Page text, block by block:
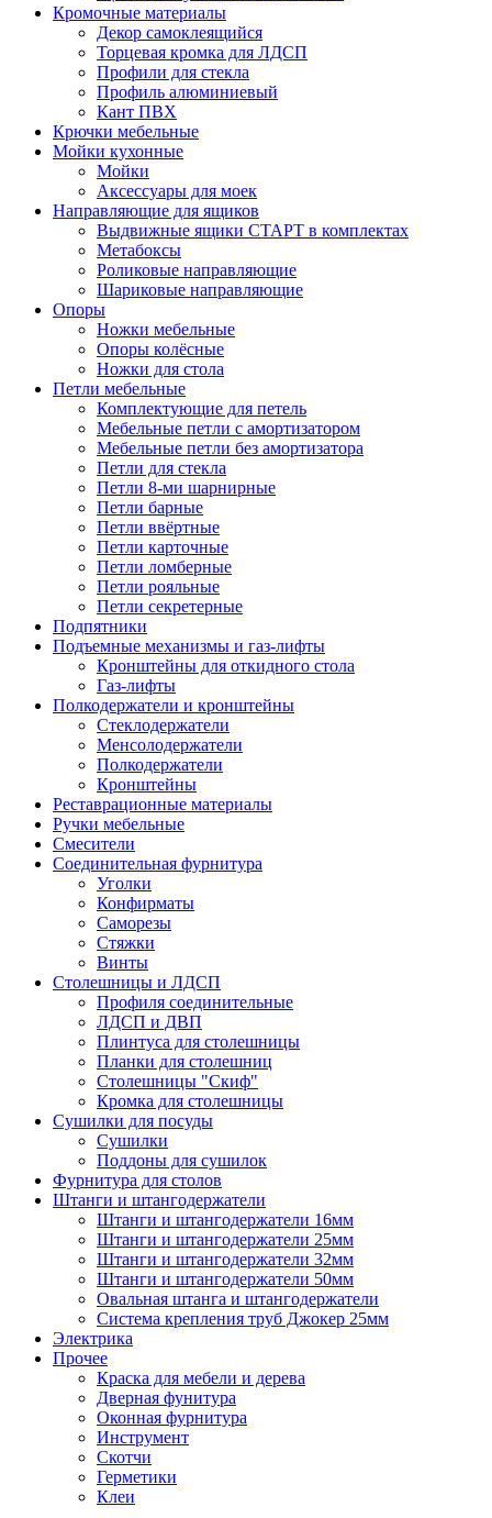
Кромочные материалы
Декор самоклеящийся
Торцевая кромка для ЛДСП
Профили для стекла
Профиль алюминиевый
Кант ПВХ
Крючки мебельные
Мойки кухонные
Мойки
Аксессуары для моек
Направляющие для ящиков
Выдвижные ящики СТАРТ в комплектах
Метабоксы
Роликовые направляющие
Шариковые направляющие
Опоры
Ножки мебельные
Опоры колёсные
Ножки для стола
Петли мебельные
Комплектующие для петель
Мебельные петли с амортизатором
Мебельные петли без амортизатора
Петли для стекла
Петли 8-ми шарнирные
Петли барные
Петли ввёртные
Петли карточные
Петли ломберные
Петли рояльные
Петли секретерные
Подпятники
Подъемные механизмы и газ-лифты
Кронштейны для откидного стола
Газ-лифты
Полкодержатели и кронштейны
Стеклодержатели
Менсолодержатели
Полкодержатели
Кронштейны
Реставрационные материалы
Ручки мебельные
Смесители
Соединительная фурнитура
Уголки
Конфирматы
Саморезы
Стяжки
Винты
Столешницы и ЛДСП
Профиля соединительные
ЛДСП и ДВП
Плинтуса для столешницы
Планки для столешниц
Столешницы "Скиф"
Кромка для столешницы
Сушилки для посуды
Сушилки
Поддоны для сушилок
Фурнитура для столов
Штанги и штангодержатели
Штанги и штангодержатели 16мм
Штанги и штангодержатели 25мм
Штанги и штангодержатели 32мм
Штанги и штангодержатели 50мм
Овальная штанга и штангодержатели
Система крепления труб Джокер 25мм
Электрика
Прочее
Краска для мебели и дерева
Дверная фунитура
Оконная фурнитура
Инструмент
Скотчи
Герметики
Клеи